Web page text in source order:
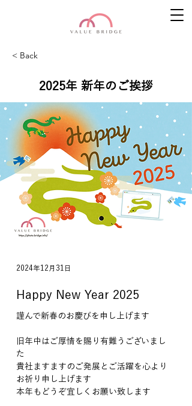
< Back
2025年 新年のご挨拶
2024年12月31日
Happy New Year 2025
謹んで新春のお慶びを申し上げます
旧年中はご厚情を賜り有難うございまし
た
貴社ますますのご発展とご活躍を心より
お祈り申し上げます
本年もどうぞ宜しくお願い致します